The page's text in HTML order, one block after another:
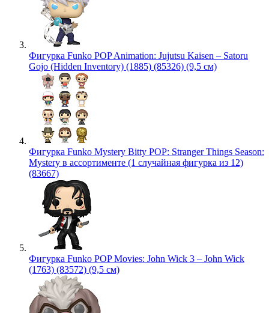
Фигурка Funko POP Animation: Jujutsu Kaisen – Satoru
Gojo (Hidden Inventory) (1885) (85326) (9,5 см)
Фигурка Funko Mystery Bitty POP: Stranger Things Season:
Mystery в ассортименте (1 случайная фигурка из 12)
(83667)
Фигурка Funko POP Movies: John Wick 3 – John Wick
(1763) (83572) (9,5 см)